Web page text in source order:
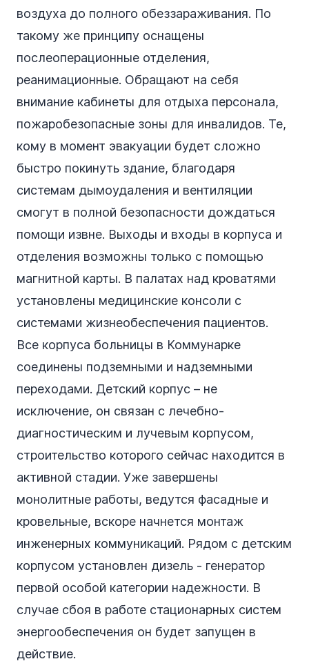
воздуха до полного обеззараживания. По
такому же принципу оснащены
послеоперационные отделения,
реанимационные. Обращают на себя
внимание кабинеты для отдыха персонала,
пожаробезопасные зоны для инвалидов. Те,
кому в момент эвакуации будет сложно
быстро покинуть здание, благодаря
системам дымоудаления и вентиляции
смогут в полной безопасности дождаться
помощи извне. Выходы и входы в корпуса и
отделения возможны только с помощью
магнитной карты. В палатах над кроватями
установлены медицинские консоли с
системами жизнеобеспечения пациентов.
Все корпуса больницы в Коммунарке
соединены подземными и надземными
переходами. Детский корпус – не
исключение, он связан с лечебно-
диагностическим и лучевым корпусом,
строительство которого сейчас находится в
активной стадии. Уже завершены
монолитные работы, ведутся фасадные и
кровельные, вскоре начнется монтаж
инженерных коммуникаций. Рядом с детским
корпусом установлен дизель - генератор
первой особой категории надежности. В
случае сбоя в работе стационарных систем
энергообеспечения он будет запущен в
действие.